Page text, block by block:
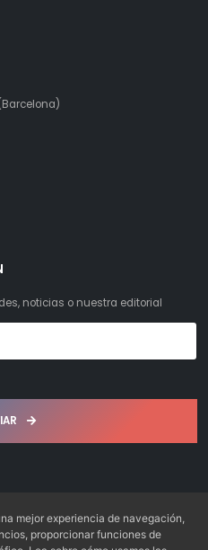
noticias o nuestra editorial
mejor experiencia de navegación,
proporcionar funciones de